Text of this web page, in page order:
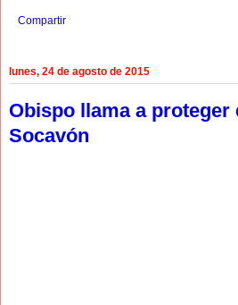
Compartir
lunes, 24 de agosto de 2015
Obispo llama a proteger
Socavón